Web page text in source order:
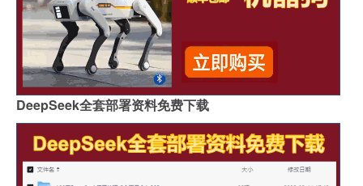
DeepSeek全套部署资料免费下载